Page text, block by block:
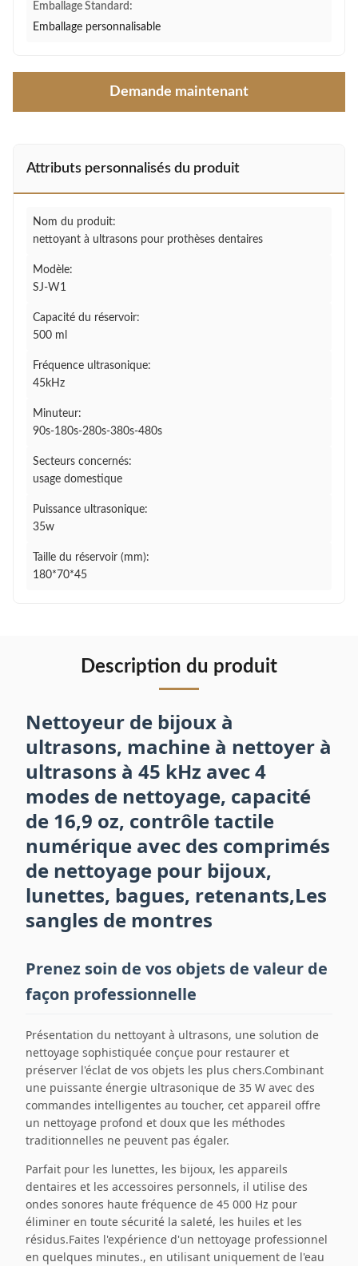
Emballage Standard:
Emballage personnalisable
Demande maintenant
Attributs personnalisés du produit
Nom du produit:
nettoyant à ultrasons pour prothèses dentaires
Modèle:
SJ-W1
Capacité du réservoir:
500 ml
Fréquence ultrasonique:
45kHz
Minuteur:
90s-180s-280s-380s-480s
Secteurs concernés:
usage domestique
Puissance ultrasonique:
35w
Taille du réservoir (mm):
180*70*45
Description du produit
Nettoyeur de bijoux à
ultrasons, machine à nettoyer à
ultrasons à 45 kHz avec 4
modes de nettoyage, capacité
de 16,9 oz, contrôle tactile
numérique avec des comprimés
de nettoyage pour bijoux,
lunettes, bagues, retenants,Les
sangles de montres
Prenez soin de vos objets de valeur de
façon professionnelle
Présentation du nettoyant à ultrasons, une solution de
nettoyage sophistiquée conçue pour restaurer et
préserver l'éclat de vos objets les plus chers.Combinant
une puissante énergie ultrasonique de 35 W avec des
commandes intelligentes au toucher, cet appareil offre
un nettoyage profond et doux que les méthodes
traditionnelles ne peuvent pas égaler.
Parfait pour les lunettes, les bijoux, les appareils
dentaires et les accessoires personnels, il utilise des
ondes sonores haute fréquence de 45 000 Hz pour
éliminer en toute sécurité la saleté, les huiles et les
résidus.Faites l'expérience d'un nettoyage professionnel
en quelques minutes., en utilisant uniquement de l'eau